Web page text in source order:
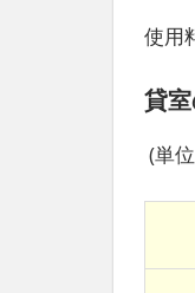
使用
貸
(単